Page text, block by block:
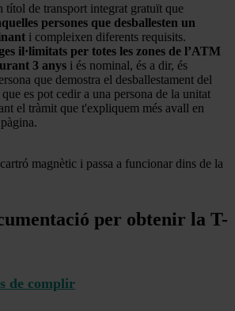
títol de transport integrat gratuït que
persones que desballesten un
i compleixen diferents requisits.
il·limitats per totes les zones de l’ATM
3 anys i és nominal, és a dir, és
que demostra el desballestament del
es pot cedir a una persona de la unitat
el tràmit que t'expliquem més avall en
per obtenir la T-
de complir